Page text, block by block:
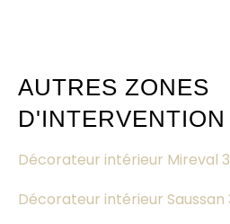
AUTRES ZONES
D'INTERVENTION
Décorateur intérieur Mireval
Décorateur intérieur Saussan